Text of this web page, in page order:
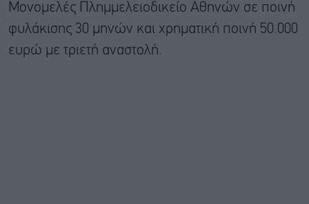
Μονομελές Πλημμελειοδικείο Αθηνών σε ποινή
φυλάκισης 30 μηνών και χρηματική ποινή 50.000
ευρώ με τριετή αναστολή.